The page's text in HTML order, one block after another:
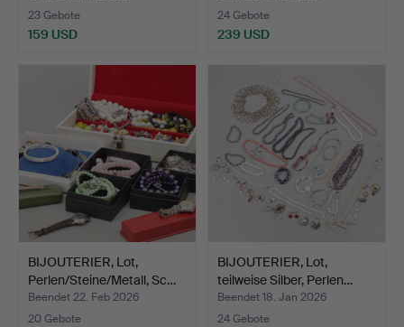
23 Gebote
159 USD
24 Gebote
239 USD
BIJOUTERIER, Lot,
Perlen/Steine/Metall, Sc…
Beendet 22. Feb 2026
20 Gebote
BIJOUTERIER, Lot,
teilweise Silber, Perlen…
Beendet 18. Jan 2026
24 Gebote